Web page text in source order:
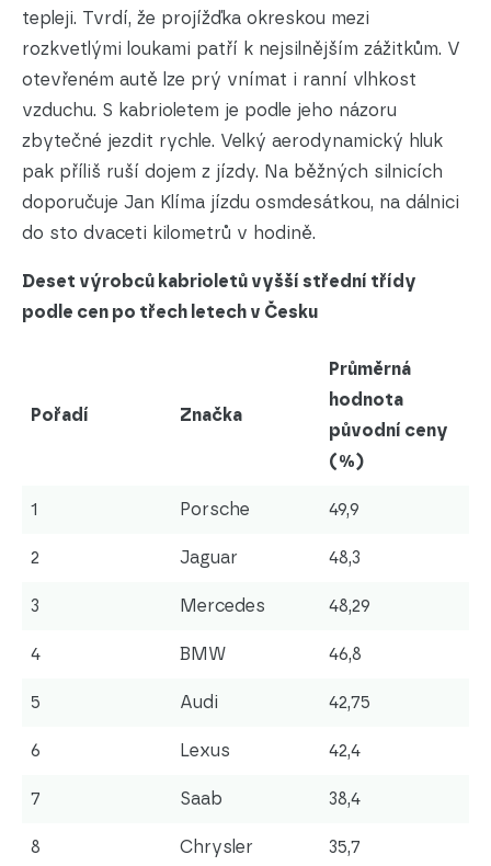
tepleji. Tvrdí, že projížďka okreskou mezi
rozkvetlými loukami patří k nejsilnějším zážitkům. V
otevřeném autě lze prý vnímat i ranní vlhkost
vzduchu. S kabrioletem je podle jeho názoru
zbytečné jezdit rychle. Velký aerodynamický hluk
pak příliš ruší dojem z jízdy. Na běžných silnicích
doporučuje Jan Klíma jízdu osmdesátkou, na dálnici
do sto dvaceti kilometrů v hodině.
Deset výrobců kabrioletů vyšší střední třídy
podle cen po třech letech v Česku
Pořadí Značka
Průměrná
hodnota
původní ceny
(%)
1 Porsche 49,9
2 Jaguar 48,3
3 Mercedes 48,29
4 BMW 46,8
5 Audi 42,75
6 Lexus 42,4
7 Saab 38,4
8 Chrysler 35,7